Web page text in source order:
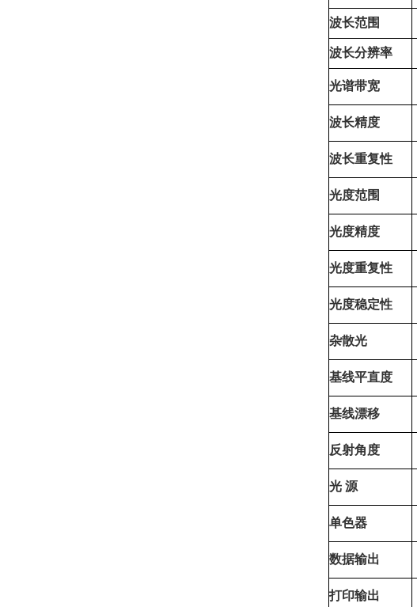
波长范围
波长分辨率
光谱带宽
波长精度
波长重复性
光度范围
光度精度
光度重复性
光度稳定性
杂散光
基线平直度
基线漂移
反射角 度
光 源
单色器
数据输出
打印输出